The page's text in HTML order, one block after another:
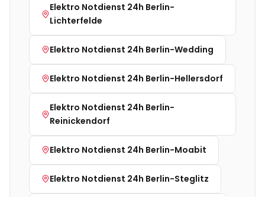
Elektro Notdienst 24h Berlin-
Lichterfelde
Elektro Notdienst 24h Berlin-Wedding
Elektro Notdienst 24h Berlin-Hellersdorf
Elektro Notdienst 24h Berlin-
Reinickendorf
Elektro Notdienst 24h Berlin-Moabit
Elektro Notdienst 24h Berlin-Steglitz